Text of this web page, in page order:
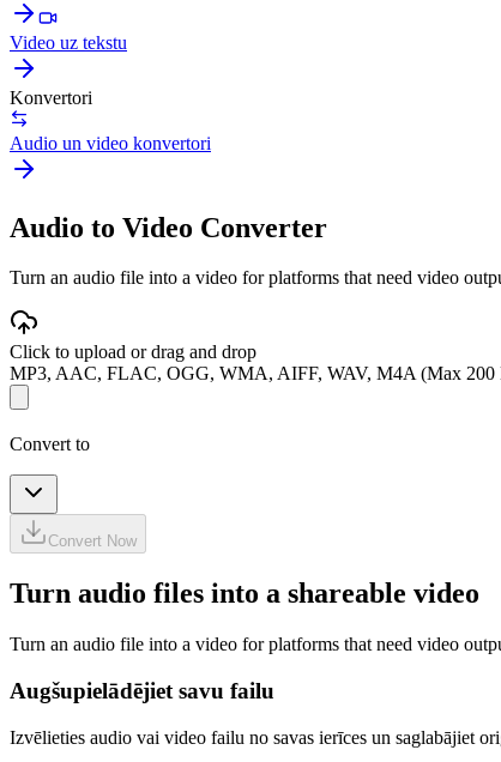
Video uz tekstu
Konvertori
Audio un video konvertori
Audio to Video Converter
Turn an audio file into a video for platforms that need video
Click to upload or drag and drop
MP3, AAC, FLAC, OGG, WMA, AIFF, WAV, M4A (Max 200
Convert to
Convert Now
Turn audio files into a shareable video
Turn an audio file into a video for platforms that need video
Augšupielādējiet savu failu
Izvēlieties audio vai video failu no savas ierīces un saglabājiet